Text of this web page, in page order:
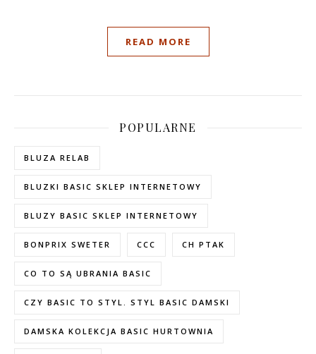
READ MORE
POPULARNE
BLUZA RELAB
BLUZKI BASIC SKLEP INTERNETOWY
BLUZY BASIC SKLEP INTERNETOWY
BONPRIX SWETER CCC CH PTAK
CO TO SĄ UBRANIA BASIC
CZY BASIC TO STYL. STYL BASIC DAMSKI
DAMSKA KOLEKCJA BASIC HURTOWNIA